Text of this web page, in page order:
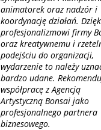
animatorek oraz nadzór i
koordynację działań.
profesjonalizmowi firmy
oraz kreatywnemu i
podejściu do organizacji,
wydarzenie to należy
bardzo udane.
współpracę z Agencją
Artystyczną Bonsai jako
profesjonalnego partnera
biznesowego.